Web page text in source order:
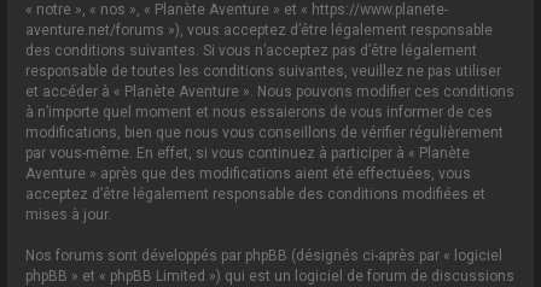
« notre », « nos », « Planète Aventure » et « https://www.planete-
aventure.net/forums »), vous acceptez d’être légalement responsable
des conditions suivantes. Si vous n’acceptez pas d’être légalement
responsable de toutes les conditions suivantes, veuillez ne pas utiliser
et accéder à « Planète Aventure ». Nous pouvons modifier ces conditions
à n’importe quel moment et nous essaierons de vous informer de ces
modifications, bien que nous vous conseillons de vérifier régulièrement
par vous-même. En effet, si vous continuez à participer à « Planète
Aventure » après que des modifications aient été effectuées, vous
acceptez d’être légalement responsable des conditions modifiées et
mises à jour.
Nos forums sont développés par phpBB (désignés ci-après par « logiciel
phpBB » et « phpBB Limited ») qui est un logiciel de forum de discussions